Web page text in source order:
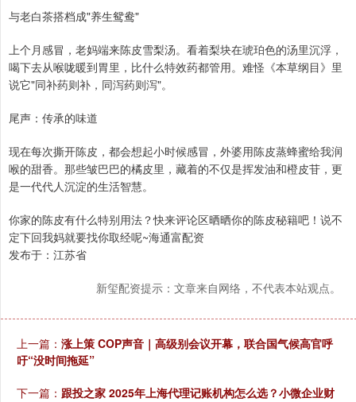
与老白茶搭档成"养生鸳鸯"
上个月感冒，老妈端来陈皮雪梨汤。看着梨块在琥珀色的汤里沉浮，
喝下去从喉咙暖到胃里，比什么特效药都管用。难怪《本草纲目》里
说它"同补药则补，同泻药则泻"。
尾声：传承的味道
现在每次撕开陈皮，都会想起小时候感冒，外婆用陈皮蒸蜂蜜给我润
喉的甜香。那些皱巴巴的橘皮里，藏着的不仅是挥发油和橙皮苷，更
是一代代人沉淀的生活智慧。
你家的陈皮有什么特别用法？快来评论区晒晒你的陈皮秘籍吧！说不
定下回我妈就要找你取经呢~海通富配资
发布于：江苏省
新玺配资提示：文章来自网络，不代表本站观点。
上一篇： 涨上策 COP声音｜高级别会议开幕，联合国气候高官呼
吁“没时间拖延”
下一篇： 跟投之家 2025年上海代理记账机构怎么选？小微企业财